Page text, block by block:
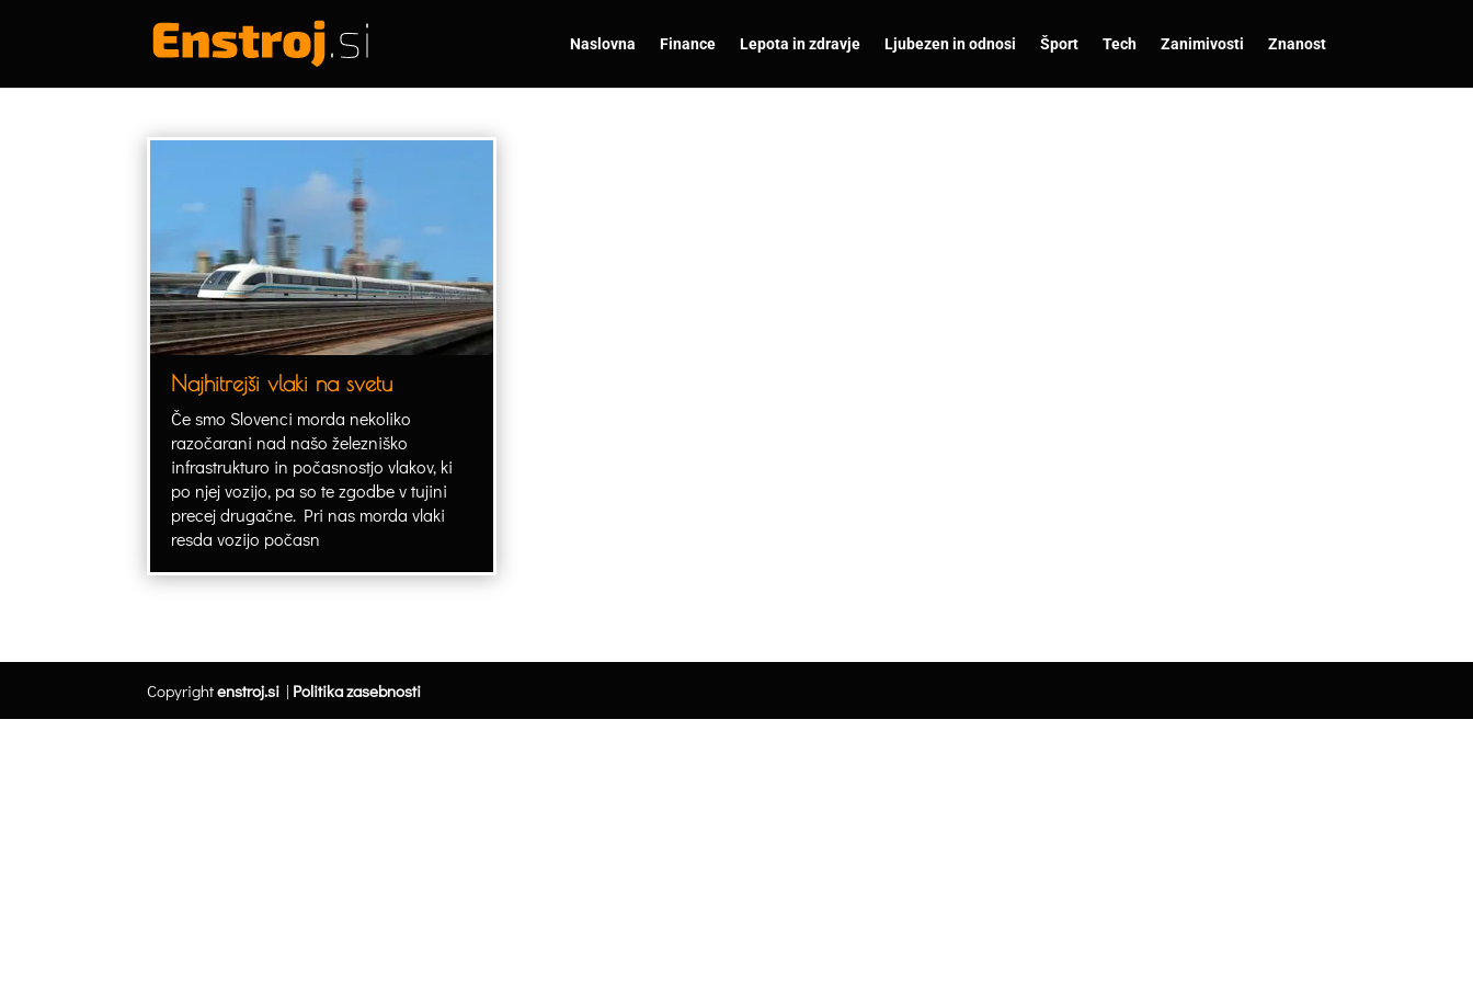
Naslovna Finance Lepota in zdravje Ljubezen in odnosi Šport Tech Zanimivosti Znanost
Najhitrejši vlaki na svetu
Če smo Slovenci morda nekoliko
razočarani nad našo železniško
infrastrukturo in počasnostjo vlakov, ki
po njej vozijo, pa so te zgodbe v tujini
precej drugačne. Pri nas morda vlaki
resda vozijo počasn
Copyrightenstroj.si | Politika zasebnosti